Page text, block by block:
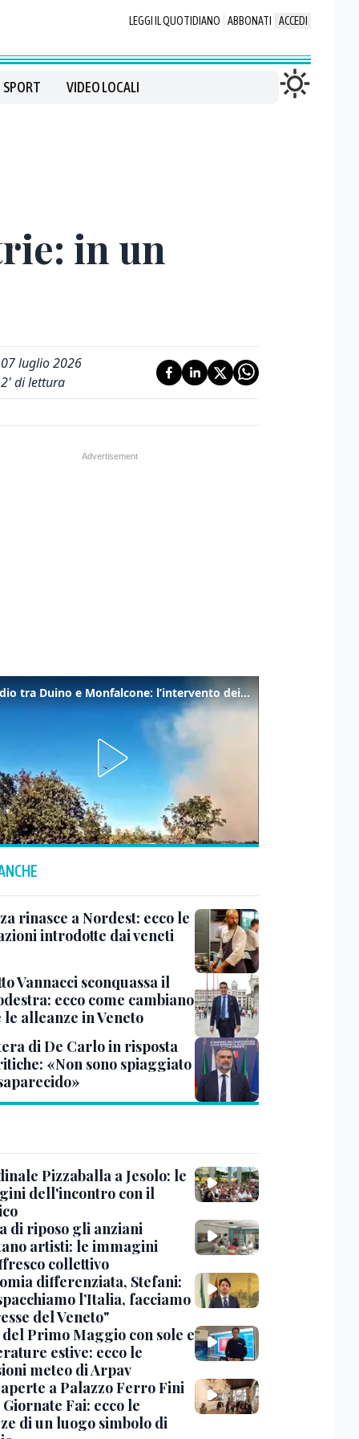
LEGGI IL QUOTIDIANO ABBONATI ACCEDI
SPORT VIDEO LOCALI
in un
07 luglio 2026
2' di lettura
Incendio tra Duino e Monfalcone: l’intervento dei vigili del fuoco
rinasce a Nordest: ecco le
introdotte dai veneti
Vannacci sconquassa il
ecco come cambiano
le alleanze in Veneto
di De Carlo in risposta
«Non sono spiaggiato
Pizzaballa a Jesolo: le
dell'incontro con il
di riposo gli anziani
artisti: le immagini
collettivo
differenziata, Stefani:
l’Italia, facciamo
del Veneto"
Primo Maggio con sole e
estive: ecco le
meteo di Arpav
a Palazzo Ferro Fini
Fai: ecco le
di un luogo simbolo di